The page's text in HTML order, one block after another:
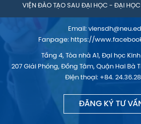
VIỆN ĐÀO TẠO SAU ĐẠI HỌC - ĐẠI HỌC
Email:
Fanpage: https://
Tầng 4, Tòa nhà A1, Đại học
207 Giải Phóng, Đồng Tâm, Quận Hai Bà
Điện thoại: +84.
ĐĂNG KÝ TƯ